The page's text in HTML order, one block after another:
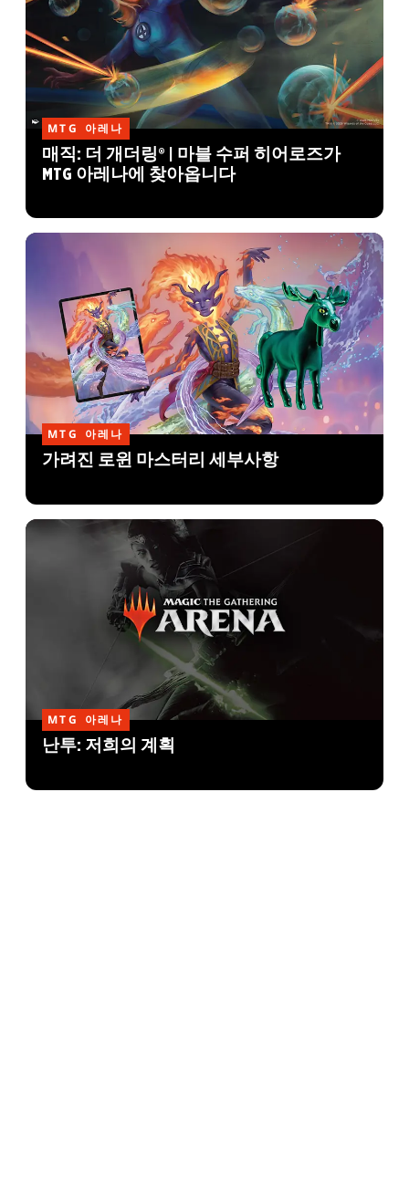
MTG 아레나
매직: 더 개더링® | 마블 수퍼 히어로즈가
MTG 아레나에 찾아옵니다
MTG 아레나
가려진 로윈 마스터리 세부사항
MTG 아레나
난투: 저희의 계획